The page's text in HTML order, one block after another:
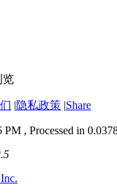
览
|隐私政策 |Share
PM , Processed in